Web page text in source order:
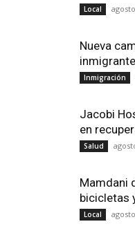
Local
Nueva
Inmigración
Jacobi
en
Salud
Mamdani
bicicletas
Local